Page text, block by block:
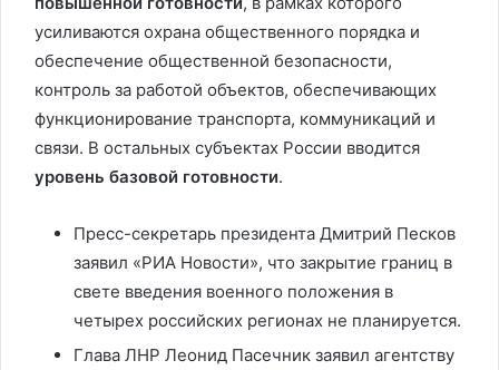
усиливаются охрана общественного порядка и
обеспечение общественной безопасности,
контроль за работой объектов, обеспечивающих
функционирование транспорта, коммуникаций и
связи. В остальных субъектах России вводится
уровень базовой готовности.
Пресс-секретарь президента Дмитрий Песков
заявил «РИА Новости», что закрытие границ в
свете введения военного положения в
четырех российских регионах не планируется.
Глава ЛНР Леонид Пасечник заявил агентству